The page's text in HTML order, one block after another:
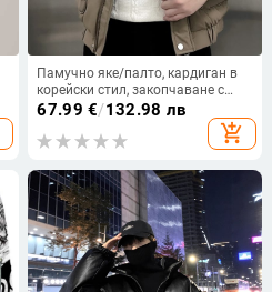
Памучно яке/палто, кардиган в
корейски стил, закопчаване с
цип, удебелен полиестерен
полиестер
67.99 €/132.98 лв
add_shopping_cart